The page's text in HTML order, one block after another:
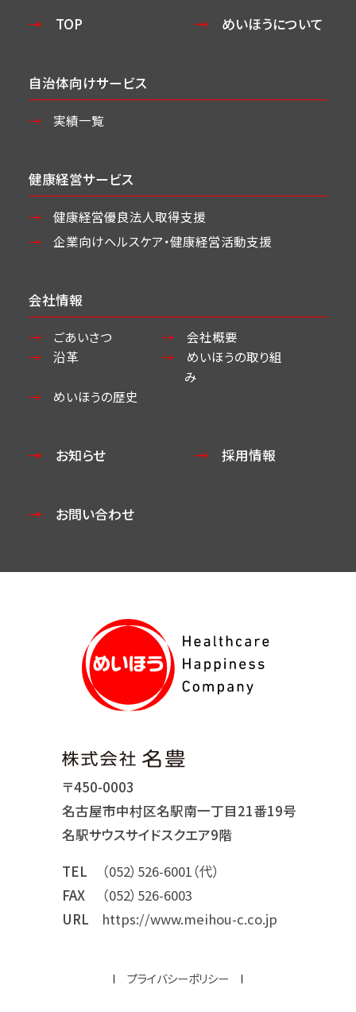
TOP めいほうについて
自治体向けサービス
実績一覧
健康経営サービス
健康経営優良法人取得支援
企業向けヘルスケア・健康経営活動支援
会社情報
ごあいさつ
会社概要
沿革
めいほうの取り組
み
めいほうの歴史
お知らせ 採用情報
お問い合わせ
〒450-0003
名古屋市中村区名駅南一丁目21番19号
名駅サウスサイドスクエア9階
TEL
（052）526-6001（代）
FAX
（052）526-6003
URL
https://www.meihou-c.co.jp
プライバシーポリシー